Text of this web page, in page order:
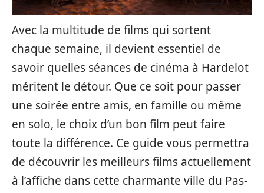
Avec la multitude de films qui sortent
chaque semaine, il devient essentiel de
savoir quelles séances de cinéma à Hardelot
méritent le détour. Que ce soit pour passer
une soirée entre amis, en famille ou même
en solo, le choix d’un bon film peut faire
toute la différence. Ce guide vous permettra
de découvrir les meilleurs films actuellement
à l’affiche dans cette charmante ville du Pas-